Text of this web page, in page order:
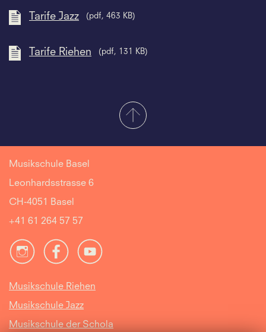
Tarife Jazz (pdf, 463 KB)
Tarife Riehen (pdf, 131 KB)
Musikschule Basel
Leonhardsstrasse 6
CH-4051 Basel
+41 61 264 57 57
Musikschule Riehen
Musikschule Jazz
Musikschule der Schola